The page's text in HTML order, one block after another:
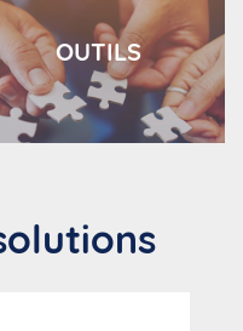
OUTILS